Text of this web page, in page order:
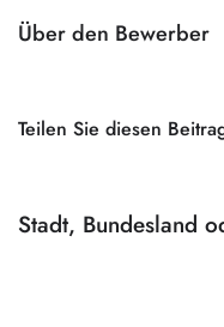
Über den Bewerber
Teilen Sie diesen
Stadt, Bundesland